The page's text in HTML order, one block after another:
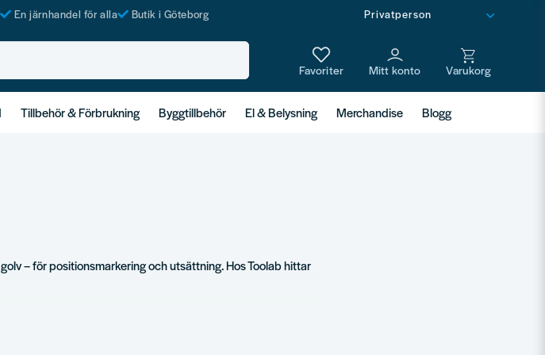
En järnhandel för alla Butik i Göteborg
Tillbehör & Förbrukning Byggtillbehör El & Belysning Merchandise Blogg
– för positionsmarkering och utsättning. Hos Toolab hittar